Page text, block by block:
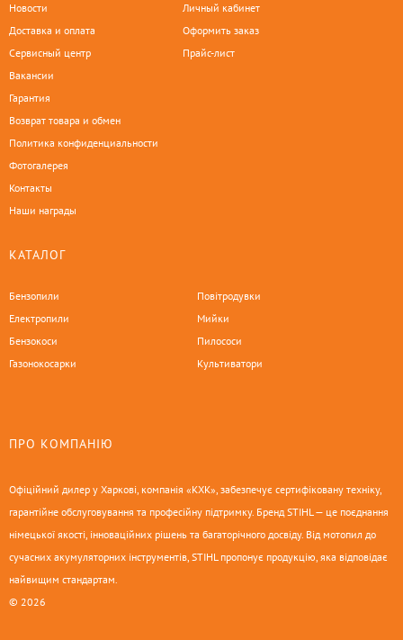
Новости
Доставка и оплата
Сервисный центр
Вакансии
Гарантия
Возврат товара и обмен
Политика конфиденциальности
Фотогалерея
Контакты
Наши награды
Личный кабинет
Оформить заказ
Прайс-лист
КАТАЛОГ
Бензопили
Електропили
Бензокоси
Газонокосарки
Повітродувки
Мийки
Пилососи
Культиватори
ПРО КОМПАНІЮ
Офіційний дилер у Харкові, компанія «КХК», забезпечує сертифіковану техніку,
гарантійне обслуговування та професійну підтримку. Бренд STIHL — це поєднання
німецької якості, інноваційних рішень та багаторічного досвіду. Від мотопил до
сучасних акумуляторних інструментів, STIHL пропонує продукцію, яка відповідає
найвищим стандартам.
© 2026